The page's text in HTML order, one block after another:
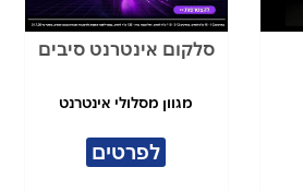
סלקום אינטרנט סיבים
מגוון מסלולי אינטרנט
לפרטים